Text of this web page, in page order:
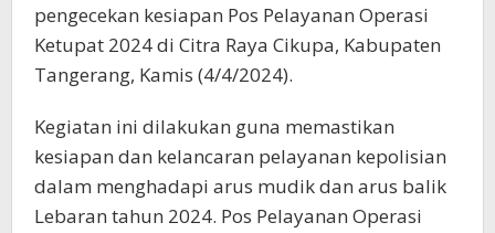
pengecekan kesiapan Pos Pelayanan Operasi
Ketupat 2024 di Citra Raya Cikupa, Kabupaten
Tangerang, Kamis (4/4/2024).
Kegiatan ini dilakukan guna memastikan
kesiapan dan kelancaran pelayanan kepolisian
dalam menghadapi arus mudik dan arus balik
Lebaran tahun 2024. Pos Pelayanan Operasi